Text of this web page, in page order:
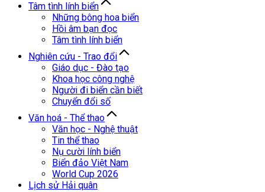
Tâm tình lính biển
Những bông hoa biển
Hồi âm bạn đọc
Tâm tình lính biển
Nghiên cứu - Trao đổi
Giáo dục - Đào tạo
Khoa học công nghệ
Người đi biển cần biết
Chuyển đổi số
Văn hoá - Thể thao
Văn học - Nghệ thuật
Tin thể thao
Nụ cười lính biển
Biển đảo Việt Nam
World Cup 2026
Lịch sử Hải quân